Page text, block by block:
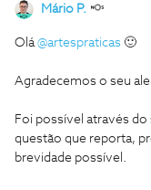
Mário P.
Olá@artespraticas 🙂
Agradecemos o seu
Foi possível através
questão que reporta,
brevidade possível.